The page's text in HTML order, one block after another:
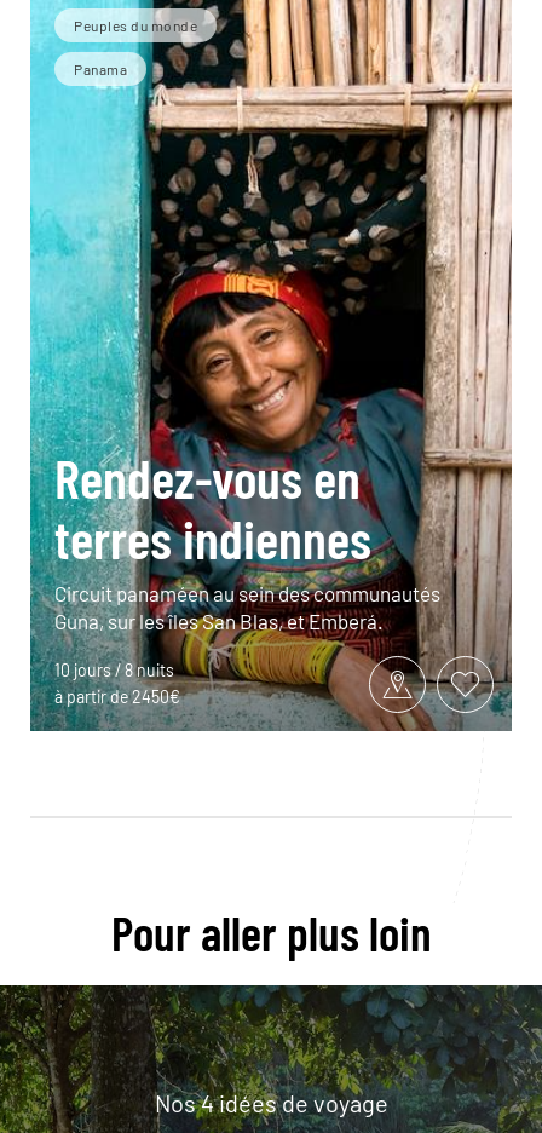
Peuples du monde
Panama
Rendez-vous en
terres indiennes
Circuit panaméen au sein des communautés
Guna, sur les îles San Blas, et Emberá.
10 jours / 8 nuits
à partir de 2450€
Pour aller plus loin
Nos 4 idées de voyage